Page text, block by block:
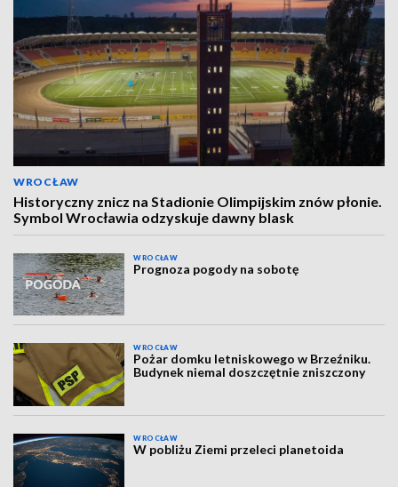
WROCŁAW
Historyczny znicz na Stadionie Olimpijskim znów płonie.
Symbol Wrocławia odzyskuje dawny blask
WROCŁAW
Prognoza pogody na sobotę
WROCŁAW
Pożar domku letniskowego w Brzeźniku.
Budynek niemal doszczętnie zniszczony
WROCŁAW
W pobliżu Ziemi przeleci planetoida